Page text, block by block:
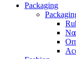
Packaging